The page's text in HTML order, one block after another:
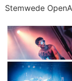
Stemwede